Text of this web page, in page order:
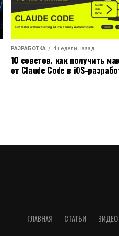
РАЗРАБОТКА 4 недели назад
10 советов, как получить
от Claude Code в iOS-
ГЛАВНАЯ СТАТЬИ